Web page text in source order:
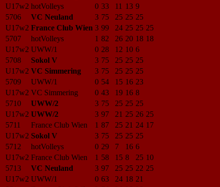
U17w2 hotVolleys 0 33 11 13 9
5706
VC Neuland 3 75 25 25 25
U17w2 France Club Wien 3 99 24 25 25 25
5707
hotVolleys 1 82 26 20 18 18
U17w2 UWW/1 0 28 12 10 6
5708
Sokol V 3 75 25 25 25
U17w2 VC Simmering 3 75 25 25 25
5709
UWW/1 0 54 15 16 23
U17w2 VC Simmering 0 43 19 16 8
5710
UWW/2 3 75 25 25 25
U17w2 UWW/2 3 97 21 25 26 25
5711
France Club Wien 1 87 25 21 24 17
U17w2 Sokol V 3 75 25 25 25
5712
hotVolleys 0 29 7 16 6
U17w2 France Club Wien 1 58 15 8 25 10
5713
VC Neuland 3 97 25 25 22 25
U17w2 UWW/1 0 63 24 18 21